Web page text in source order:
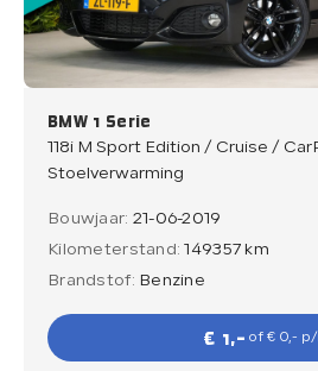
BMW 1 Serie
118i M Sport Edition / Cruise /
Stoelverwarming
Bouwjaar: 21-06-2019
Kilometerstand:149357 km
Brandstof: Benzine
€ 1,- of € 0,- p/